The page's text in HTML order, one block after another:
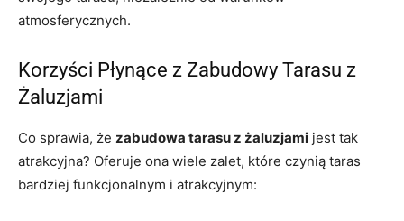
atmosferycznych.
Korzyści Płynące z Zabudowy Tarasu z
Żaluzjami
Co sprawia, że zabudowa tarasu z żaluzjami jest tak
atrakcyjna? Oferuje ona wiele zalet, które czynią taras
bardziej funkcjonalnym i atrakcyjnym: